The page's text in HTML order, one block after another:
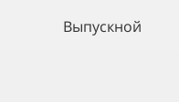
Выпускной